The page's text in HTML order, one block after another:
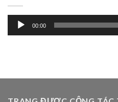
Trình
chơi
00:00